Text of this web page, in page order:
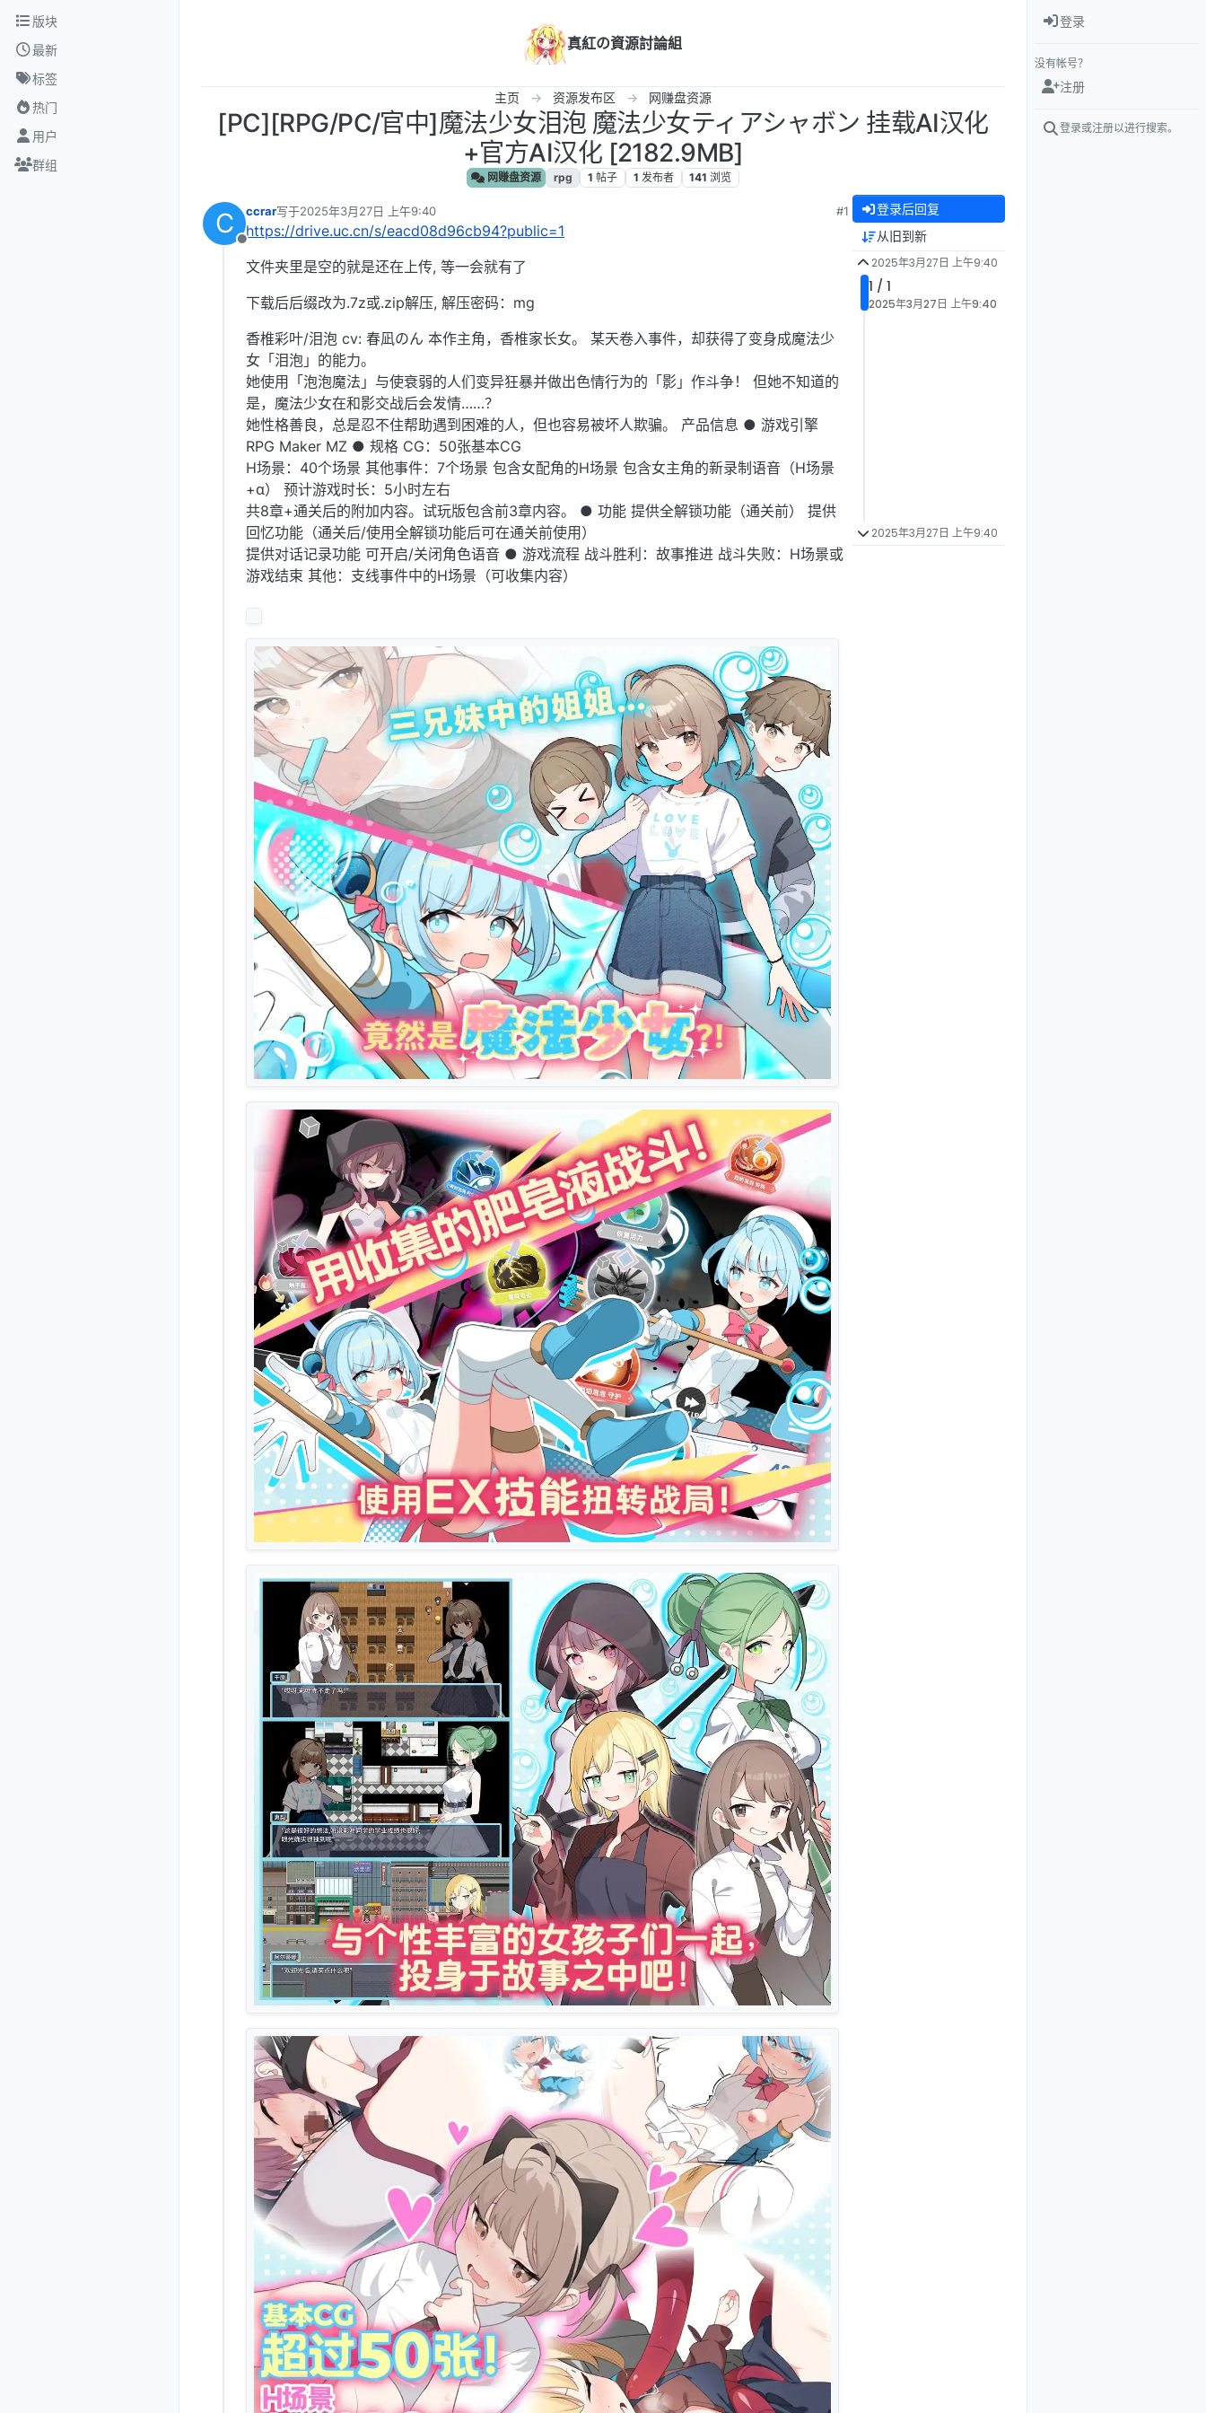
跳转至内容
版块
最新
标签
热门
用户
群组
真紅の資源討論組
主页 资源发布区 网赚盘资源
[PC][RPG/PC/官中]魔法少女泪泡 魔法少女ティアシャボン 挂载AI汉化
+官方AI汉化 [2182.9MB]
网赚盘资源 rpg 1 帖子 1 发布者 141 浏览
C
离线
ccrar写于2025年3月27日 上午9:40
最后由 编辑
#1
https://drive.uc.cn/s/eacd08d96cb94?public=1
文件夹里是空的就是还在上传, 等一会就有了
下载后后缀改为.7z或.zip解压, 解压密码：mg
香椎彩叶/泪泡 cv: 春凪のん 本作主角，香椎家长女。 某天卷入事件，却获得了变身成魔法少
女「泪泡」的能力。
她使用「泡泡魔法」与使衰弱的人们变异狂暴并做出色情行为的「影」作斗争！ 但她不知道的
是，魔法少女在和影交战后会发情……？
她性格善良，总是忍不住帮助遇到困难的人，但也容易被坏人欺骗。 产品信息 ● 游戏引擎
RPG Maker MZ ● 规格 CG：50张基本CG
H场景：40个场景 其他事件：7个场景 包含女配角的H场景 包含女主角的新录制语音（H场景
+α） 预计游戏时长：5小时左右
共8章+通关后的附加内容。试玩版包含前3章内容。 ● 功能 提供全解锁功能（通关前） 提供
回忆功能（通关后/使用全解锁功能后可在通关前使用）
提供对话记录功能 可开启/关闭角色语音 ● 游戏流程 战斗胜利：故事推进 战斗失败：H场景或
游戏结束 其他：支线事件中的H场景（可收集内容）
登录后回复
从旧到新
2025年3月27日 上午9:40
1 / 1
2025年3月27日 上午9:40
2025年3月27日 上午9:40
登录
没有帐号？
注册
登录或注册以进行搜索。